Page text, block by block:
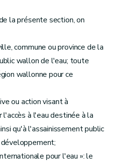
la présente section, on
commune ou province de la
wallon de l'eau; toute
wallonne pour ce
ou action visant à
à l'eau destinée à la
qu'à l'assainissement public
pour l'eau »: le